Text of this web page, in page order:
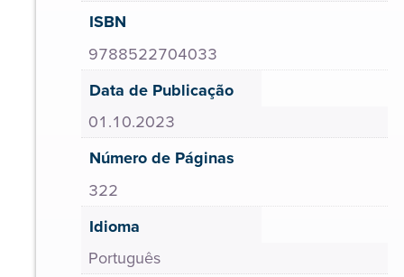
ISBN
9788522704033
Data de Publicação
01.10.2023
Número de Páginas
322
Idioma
Português